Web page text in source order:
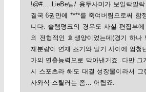
!@#… LieBe님/ 용두사미가 보일락말
결국 6권만에 ****를 죽여버림으로써 함
니다. 슬램덩크의 경우도 사실 편집부
의 전형적인 희생양이었는데(경기 하나
재분량이 연재 초기와 말기 사이에 엄
가의 연출능력으로 막아낸거죠. 다만 그
시 스포츠라 해도 대결 성장물이라서 그
사와식 스릴러는 좀… 어렵죠.